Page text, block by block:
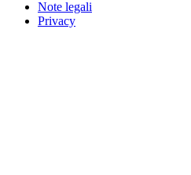
Note legali
Privacy